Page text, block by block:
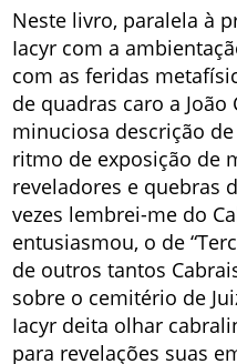
Neste livro, paralela à
Iacyr com a
com as feridas
de quadras caro a João
minuciosa descrição
ritmo de exposição de
reveladores e quebras
vezes lembrei-me do
entusiasmou, o de
de outros tantos
sobre o cemitério de
Iacyr deita olhar
para revelações suas